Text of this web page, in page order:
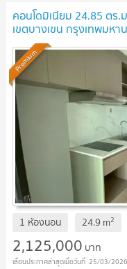
คอนโดมิเนียม 24.85 ตร.
เขตบางเขน กรุงเทพมหา
Premium
1 ห้องนอน 24.9 m2
2,125,000 บาท
25/03/